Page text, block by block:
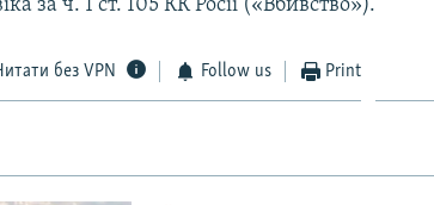
за ч. 1 ст. 105 КК Росії («Вбивство»).
без VPN Follow us Print